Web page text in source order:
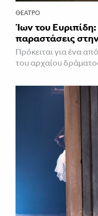
ΘΈΑΤΡΟ
Ίων του
παραστάσεις
Πρόκειται για ένα
του αρχαίου